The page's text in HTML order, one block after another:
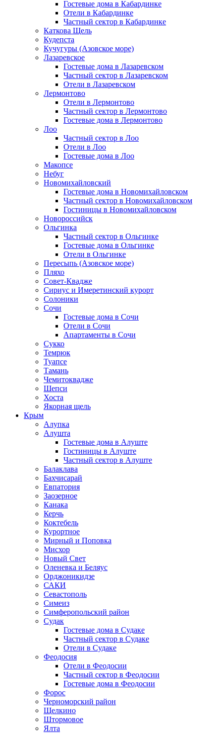
Гостевые дома в Кабардинке
Отели в Кабардинке
Частный сектор в Кабардинке
Каткова Щель
Кудепста
Кучугуры (Азовское море)
Лазаревское
Гостевые дома в Лазаревском
Частный сектор в Лазаревском
Отели в Лазаревском
Лермонтово
Отели в Лермонтово
Частный сектор в Лермонтово
Гостевые дома в Лермонтово
Лоо
Частный сектор в Лоо
Отели в Лоо
Гостевые дома в Лоо
Макопсе
Небуг
Новомихайловский
Гостевые дома в Новомихайловском
Частный сектор в Новомихайловском
Гостиницы в Новомихайловском
Новороссийск
Ольгинка
Частный сектор в Ольгинке
Гостевые дома в Ольгинке
Отели в Ольгинке
Пересыпь (Азовское море)
Пляхо
Совет-Квадже
Сириус и Имеретинский курорт
Солоники
Сочи
Гостевые дома в Сочи
Отели в Сочи
Апартаменты в Сочи
Сукко
Темрюк
Туапсе
Тамань
Чемитоквадже
Шепси
Хоста
Якорная щель
Крым
Алупка
Алушта
Гостевые дома в Алуште
Гостиницы в Алуште
Частный сектор в Алуште
Балаклава
Бахчисарай
Евпатория
Заозерное
Канака
Керчь
Коктебель
Курортное
Мирный и Поповка
Мисхор
Новый Свет
Оленевка и Беляус
Орджоникидзе
САКИ
Севастополь
Симеиз
Симферопольский район
Судак
Гостевые дома в Судаке
Частный сектор в Судаке
Отели в Судаке
Феодосия
Отели в Феодосии
Частный сектор в Феодосии
Гостевые дома в Феодосии
Форос
Черноморский район
Щелкино
Штормовое
Ялта